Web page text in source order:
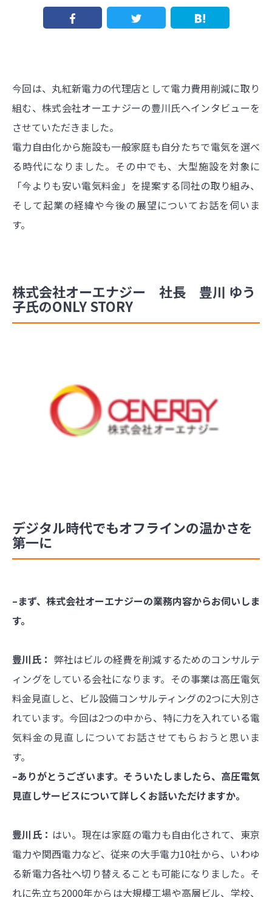
今回は、丸紅新電力の代理店として電力費用削減に取り
組む、株式会社オーエナジーの豊川氏へインタビューを
させていただきました。
電力自由化から施設も一般家庭も自分たちで電気を選べ
る時代になりました。その中でも、大型施設を対象に
「今よりも安い電気料金」を提案する同社の取り組み、
そして起業の経緯や今後の展望についてお話を伺いま
す。
株式会社オーエナジー 社長 豊川 ゆう
子氏のONLY STORY
デジタル時代でもオフラインの温かさを
第一に
–まず、株式会社オーエナジーの業務内容からお伺いしま
す。
豊川氏： 弊社はビルの経費を削減するためのコンサルテ
ィングをしている会社になります。その事業は高圧電気
料金見直しと、ビル設備コンサルティングの2つに大別さ
れています。今回は2つの中から、特に力を入れている電
気料金の見直しについてお話させてもらおうと思いま
す。
–ありがとうございます。そういたしましたら、高圧電気
見直しサービスについて詳しくお話いただけますか。
豊川氏： はい。現在は家庭の電力も自由化されて、東京
電力や関西電力など、従来の大手電力10社から、いわゆ
る新電力各社へ切り替えることも可能になりました。そ
れに先立ち2000年からは大規模工場や高層ビル、学校、